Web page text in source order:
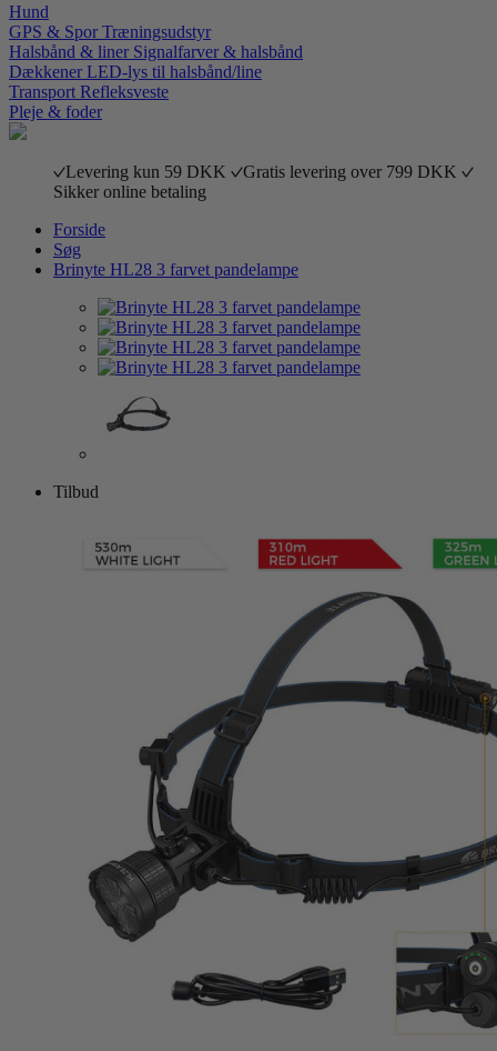
Hund
GPS & Spor Træningsudstyr
Halsbånd & liner Signalfarver & halsbånd
Dækkener LED-lys til halsbånd/line
Transport Refleksveste
Pleje & foder
Levering kun 59 DKK
Gratis levering over 799 DKK
Sikker online betaling
Forside
Søg
Brinyte HL28 3 farvet pandelampe
Tilbud